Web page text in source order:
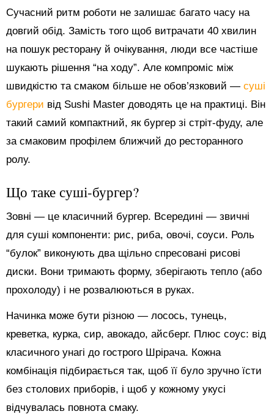
Сучасний ритм роботи не залишає багато часу на
довгий обід. Замість того щоб витрачати 40 хвилин
на пошук ресторану й очікування, люди все частіше
шукають рішення “на ходу”. Але компроміс між
швидкістю та смаком більше не обов’язковий — суші
бургери від Sushi Master доводять це на практиці. Він
такий самий компактний, як бургер зі стріт-фуду, але
за смаковим профілем ближчий до ресторанного
ролу.
Що таке суші-бургер?
Зовні — це класичний бургер. Всередині — звичні
для суші компоненти: рис, риба, овочі, соуси. Роль
“булок” виконують два щільно спресовані рисові
диски. Вони тримають форму, зберігають тепло (або
прохолоду) і не розвалюються в руках.
Начинка може бути різною — лосось, тунець,
креветка, курка, сир, авокадо, айсберг. Плюс соус: від
класичного унагі до гострого Шрірача. Кожна
комбінація підбирається так, щоб її було зручно їсти
без столових приборів, і щоб у кожному укусі
відчувалась повнота смаку.